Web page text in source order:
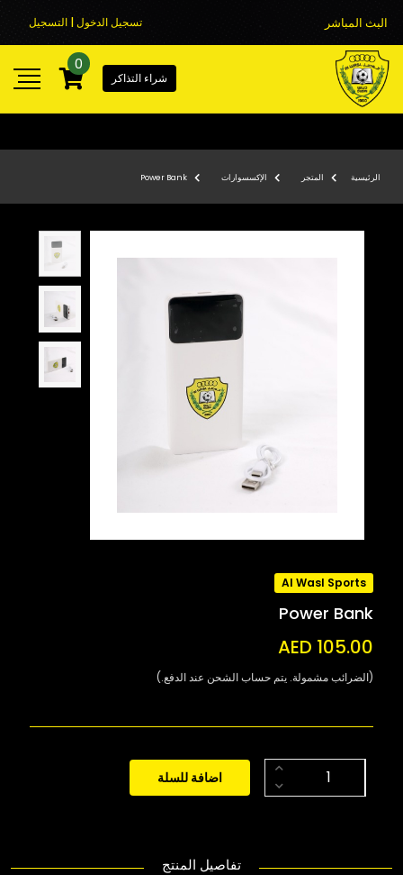
البث المباشر تسجيل الدخول | التسجيل
شراء التذاكر
0
الرئيسية المتجر الإكسسوارات Power Bank
Al Wasl Sports
Power Bank
AED 105.00
(الضرائب مشمولة. يتم حساب الشحن عند الدفع.)
اضافة للسلة
تفاصيل المنتج